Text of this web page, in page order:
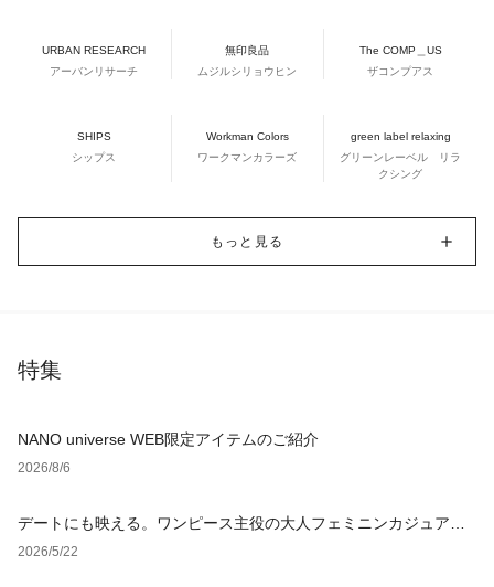
URBAN RESEARCH
アーバンリサーチ
無印良品
ムジルシリョウヒン
The COMP＿US
ザコンプアス
SHIPS
シップス
Workman Colors
ワークマンカラーズ
green label relaxing
グリーンレーベル リラ
クシング
もっと見る
特集
NANO universe WEB限定アイテムのご紹介
2026/8/6
デートにも映える。ワンピース主役の大人フェミニンカジュアル4
選
2026/5/22